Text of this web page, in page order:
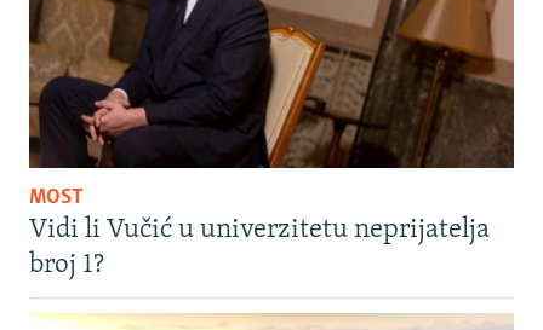
MOST
Vidi li Vučić u univerzitetu neprijatelja
broj 1?